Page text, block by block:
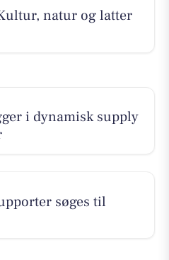
natur og latter
i dynamisk supply
søges til